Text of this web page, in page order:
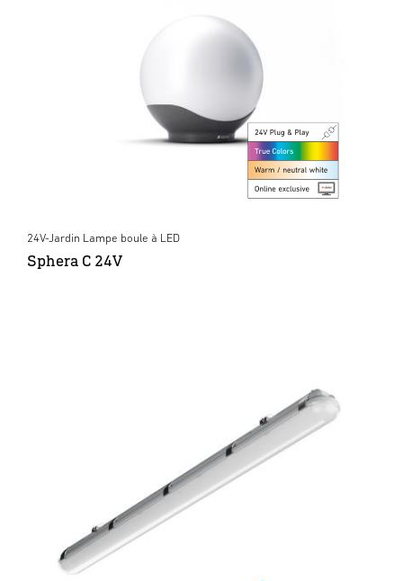
24V-Jardin Lampe boule à LED
Sphera C 24V